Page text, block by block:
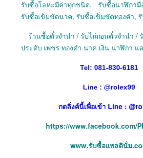
รับซื้อโลหะมีค่าทุกชนิด, รับซื้อนาฬิกา
รับซื้อเข็มขัดนาค, รับซื้อเข็มขัดทองคำ,
ร้านซื้อตั๋วจำนำ / รับไถ่ถอนตั๋วจำนำ /
ประดับ เพชร ทองคำ นาค เงิน นาฬิกา แ
Tel: 081-830-6181
Line : @rolex99
กดลิ่งค์นี้เพื่อเข้า Line :
https://www.facebook.com/
www.รับซื้อแพลตินั่ม